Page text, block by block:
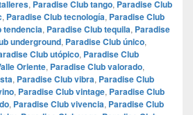
, Paradise Club tango, Paradise Club
, Paradise Club tecnología, Paradise Club
tendencia, Paradise Club tequila, Paradise
underground, Paradise Club único,
Club utópico, Paradise Club
Oriente, Paradise Club valorado,
, Paradise Club vibra, Paradise Club
, Paradise Club vintage, Paradise Club
, Paradise Club vivencia, Paradise Club